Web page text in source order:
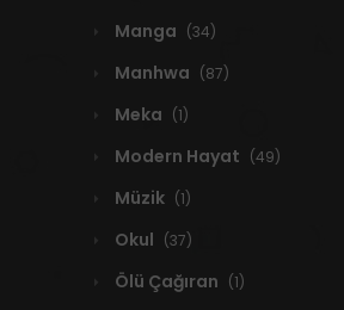
Manga (34)
Manhwa (87)
Meka (1)
Modern Hayat (49)
Müzik (1)
Okul (37)
Ölü Çağıran (1)